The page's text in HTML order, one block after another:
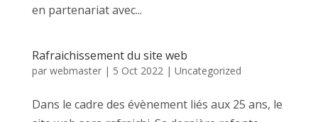
en partenariat avec...
Rafraichissement du site web
par webmaster| 5 Oct 2022| Uncategorized
Dans le cadre des évènement liés aux 25 ans, le